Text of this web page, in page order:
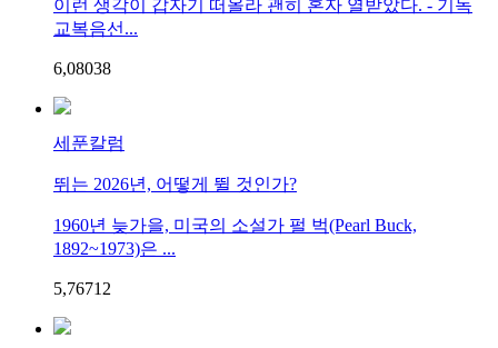
이런 생각이 갑자기 떠올라 괜히 혼자 열받았다. - 기독
교복음선...
6,08038
세푼칼럼
뛰는 2026년, 어떻게 뛸 것인가?
1960년 늦가을, 미국의 소설가 펄 벅(Pearl Buck,
1892~1973)은 ...
5,7671 2